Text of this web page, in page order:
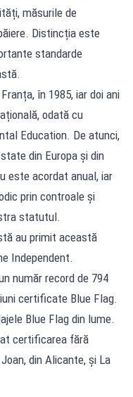
măsurile de
Distincția este
standarde
în 1985, iar doi ani
odată cu
Education. De atunci,
din Europa și din
este acordat anual, iar
prin controale și
statutul.
au primit această
Independent.
număr record de 794
certificate Blue Flag.
Blue Flag din lume.
certificarea fără
din Alicante, și La